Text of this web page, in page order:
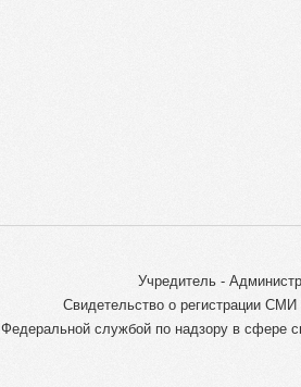
Учредитель -
Свидетельство о регистрации
Федеральной службой по надзору в сфере